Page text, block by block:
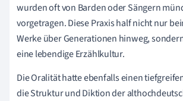
wurden oft von Barden oder Sängern
vorgetragen. Diese Praxis half nicht nur
Werke über Generationen hinweg,
eine lebendige Erzählkultur.
Die Oralität hatte ebenfalls einen
die Struktur und Diktion der